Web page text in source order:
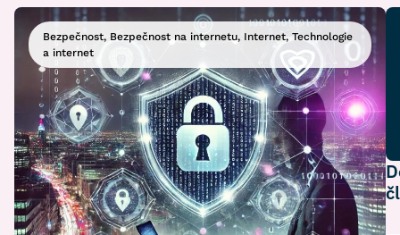
Bezpečnost, Bezpečnost na internetu, Internet,Technologie
a internet